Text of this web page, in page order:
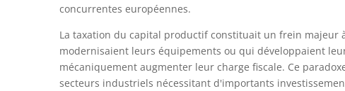
concurrentes européennes.
La taxation du capital productif constituait un frein majeur
modernisaient leurs équipements ou qui développaient
mécaniquement augmenter leur charge fiscale. Ce
secteurs industriels nécessitant d'importants